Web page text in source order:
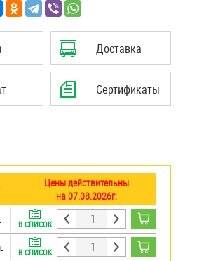
Доставка
Сертификаты
Цены действительны
на 07.08.2026г.
В СПИСОК
В СПИСОК